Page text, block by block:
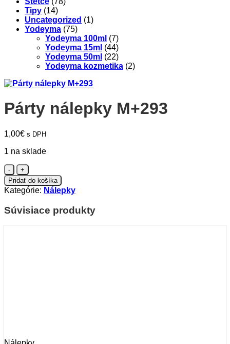
Tipy (14)
Uncategorized (1)
Yodeyma (75)
Yodeyma 100ml (7)
Yodeyma 15ml (44)
Yodeyma 50ml (22)
Yodeyma kozmetika (2)
Párty nálepky M+293
1,00€ s DPH
1 na sklade
množstvo
Párty
nálepky
M+293
Pridať do košíka
Kategórie: Nálepky
Súvisiace produkty